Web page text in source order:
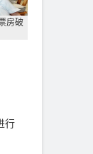
房破
行